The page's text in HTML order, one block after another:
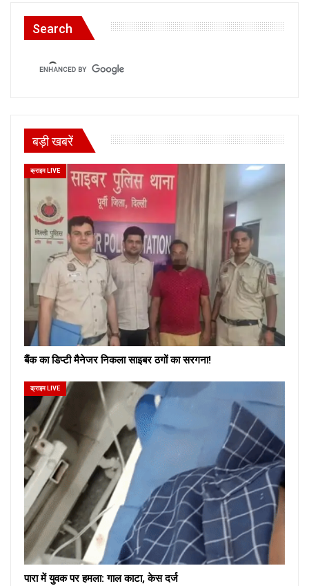
Search
बड़ी खबरें
क्राइम LIVE
बैंक का डिप्टी मैनेजर निकला साइबर ठगों का सरगना!
क्राइम LIVE
पारा में युवक पर हमला: गाल काटा, केस दर्ज